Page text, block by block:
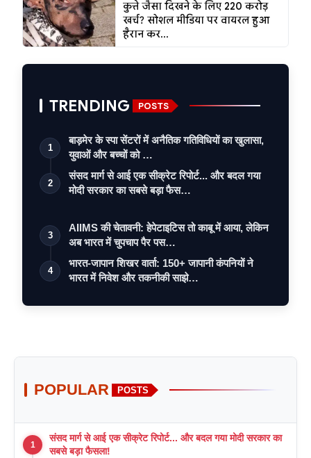
कुत्ते जैसा दिखने के लिए ₹220 करोड़
खर्च? सोशल मीडिया पर वायरल हुआ
हैरान कर...
TRENDING POSTS
1
बाड़मेर के स्पा सेंटरों में अनैतिक गतिविधियों का खुलासा,
युवाओं और बच्चों को …
2
संसद मार्ग से आई एक सीक्रेट रिपोर्ट... और बदल गया
मोदी सरकार का सबसे बड़ा फैस…
3
AIIMS की चेतावनी: हेपेटाइटिस तो काबू में आया, लेकिन
अब भारत में चुपचाप पैर पस…
4
भारत-जापान शिखर वार्ता: 150+ जापानी कंपनियों ने
भारत में निवेश और तकनीकी साझे…
POPULAR POSTS
1
संसद मार्ग से आई एक सीक्रेट रिपोर्ट... और बदल गया मोदी सरकार का
सबसे बड़ा फैसला!